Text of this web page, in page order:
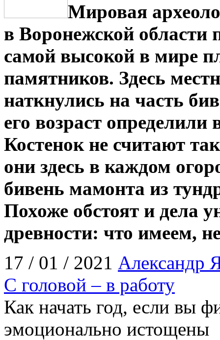
Мировая
в Воронежской области
самой высокой в мире
памятников. Здесь
наткнулись на часть
его возраст
Костенок не считают
они здесь в каждом
бивень мамонта из
Похоже обстоят и дела
древности: что имеем,
17 / 01 / 2021 Александр
С головой – в работу
Как начать год, если вы
эмоционально истощены